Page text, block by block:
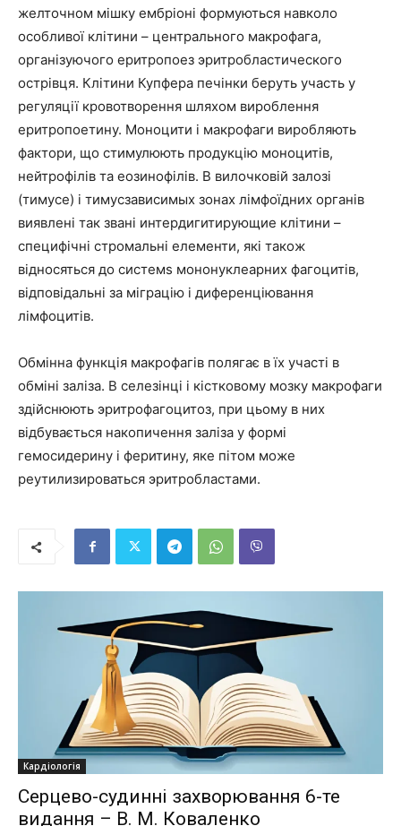
желточном мішку ембріоні формуються навколо
особливої клітини – центрального макрофага,
організуючого еритропоез эритробластического
острівця. Клітини Купфера печінки беруть участь у
регуляції кровотворення шляхом вироблення
еритропоетину. Моноцити і макрофаги виробляють
фактори, що стимулюють продукцію моноцитів,
нейтрофілів та еозинофілів. В вилочковій залозі
(тимусе) і тимусзависимых зонах лімфоїдних органів
виявлені так звані интердигитирующие клітини –
специфічні стромальні елементи, які також
відносяться до cистемs мононуклеарних фагоцитів,
відповідальні за міграцію і диференціювання
лімфоцитів.
Обмінна функція макрофагів полягає в їх участі в
обміні заліза. В селезінці і кістковому мозку макрофаги
здійснюють эритрофагоцитоз, при цьому в них
відбувається накопичення заліза у формі
гемосидерину і феритину, яке пітом може
реутилизироваться эритробластами.
Кардіологія
Серцево-судинні захворювання 6-те
видання – В. М. Коваленко